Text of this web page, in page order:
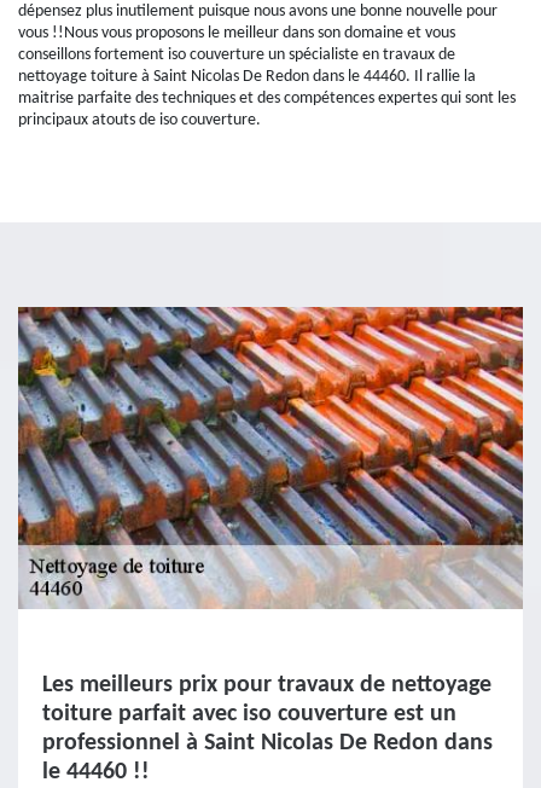
dépensez plus inutilement puisque nous avons une bonne nouvelle pour
vous !!Nous vous proposons le meilleur dans son domaine et vous
conseillons fortement iso couverture un spécialiste en travaux de
nettoyage toiture à Saint Nicolas De Redon dans le 44460. Il rallie la
maitrise parfaite des techniques et des compétences expertes qui sont les
principaux atouts de iso couverture.
Les meilleurs prix pour travaux de nettoyage
toiture parfait avec iso couverture est un
professionnel à Saint Nicolas De Redon dans
le 44460 !!